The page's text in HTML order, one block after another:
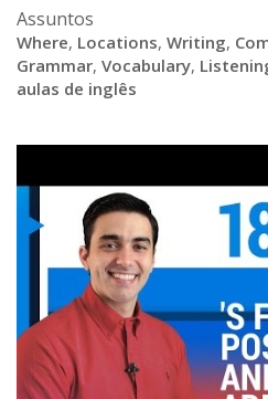
Assuntos
Where, Locations, Writing,
Grammar, Vocabulary,
aulas de inglês